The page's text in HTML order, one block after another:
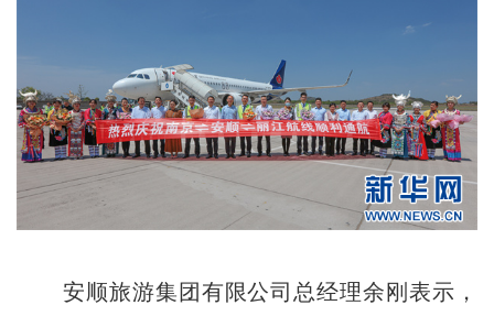
安顺旅游集团有限公司总经理余刚表示，